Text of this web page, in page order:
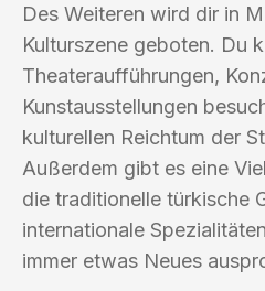
Des Weiteren wird dir in
Kulturszene geboten. Du
Theateraufführungen,
Kunstausstellungen
kulturellen Reichtum der
Außerdem gibt es eine
die traditionelle türkische
internationale
immer etwas Neues